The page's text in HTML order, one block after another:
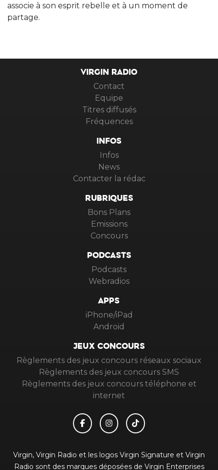
associe à son esprit rebelle et à un moment de
partage.
VIRGIN RADIO
Contact
Equipe
Titres diffusés
Fréquences
INFOS
Infos
News
Contacter la rédac
RUBRIQUES
Bons Plans
Emissions
Concours
PODCASTS
Podcasts
Webradios
APPS
iPhone/iPad
Android
JEUX CONCOURS
Règlements des jeux concours réseaux sociaux
Règlements des jeux concours SMS
Règlements des jeux concours téléphone et
internet
Virgin, Virgin Radio et les logos Virgin Signature et Virgin
Radio sont des marques déposées de Virgin Enterprises